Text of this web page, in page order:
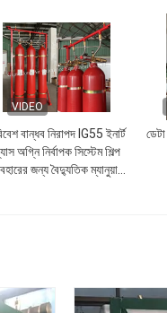
VIDEO
বান্ধব নিরাপদ IG55 ইনার্ট
অগ্নি নির্বাপক সিস্টেম শিল্প
জন্য বৈদ্যুতিক ম্যানুয়াল